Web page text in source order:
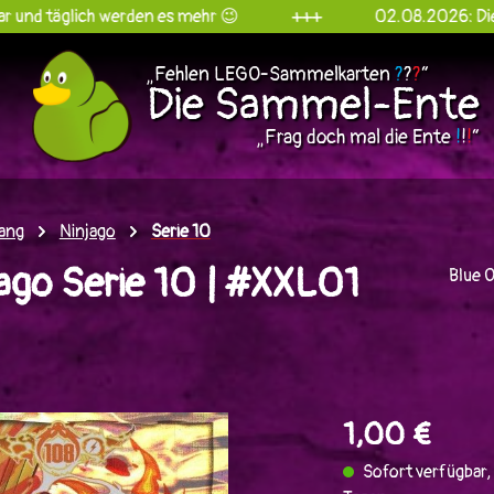
werden es mehr 😉 +++ 02.08.2026: Die Sammel-
„Fehlen LEGO-Sammelkarten ???“
Die Sammel-Ente
„Frag doch mal die Ente!!!“
Ninjago Serie 10
Serie 10 | #XXL01
Blue
1,00 €
Sofort